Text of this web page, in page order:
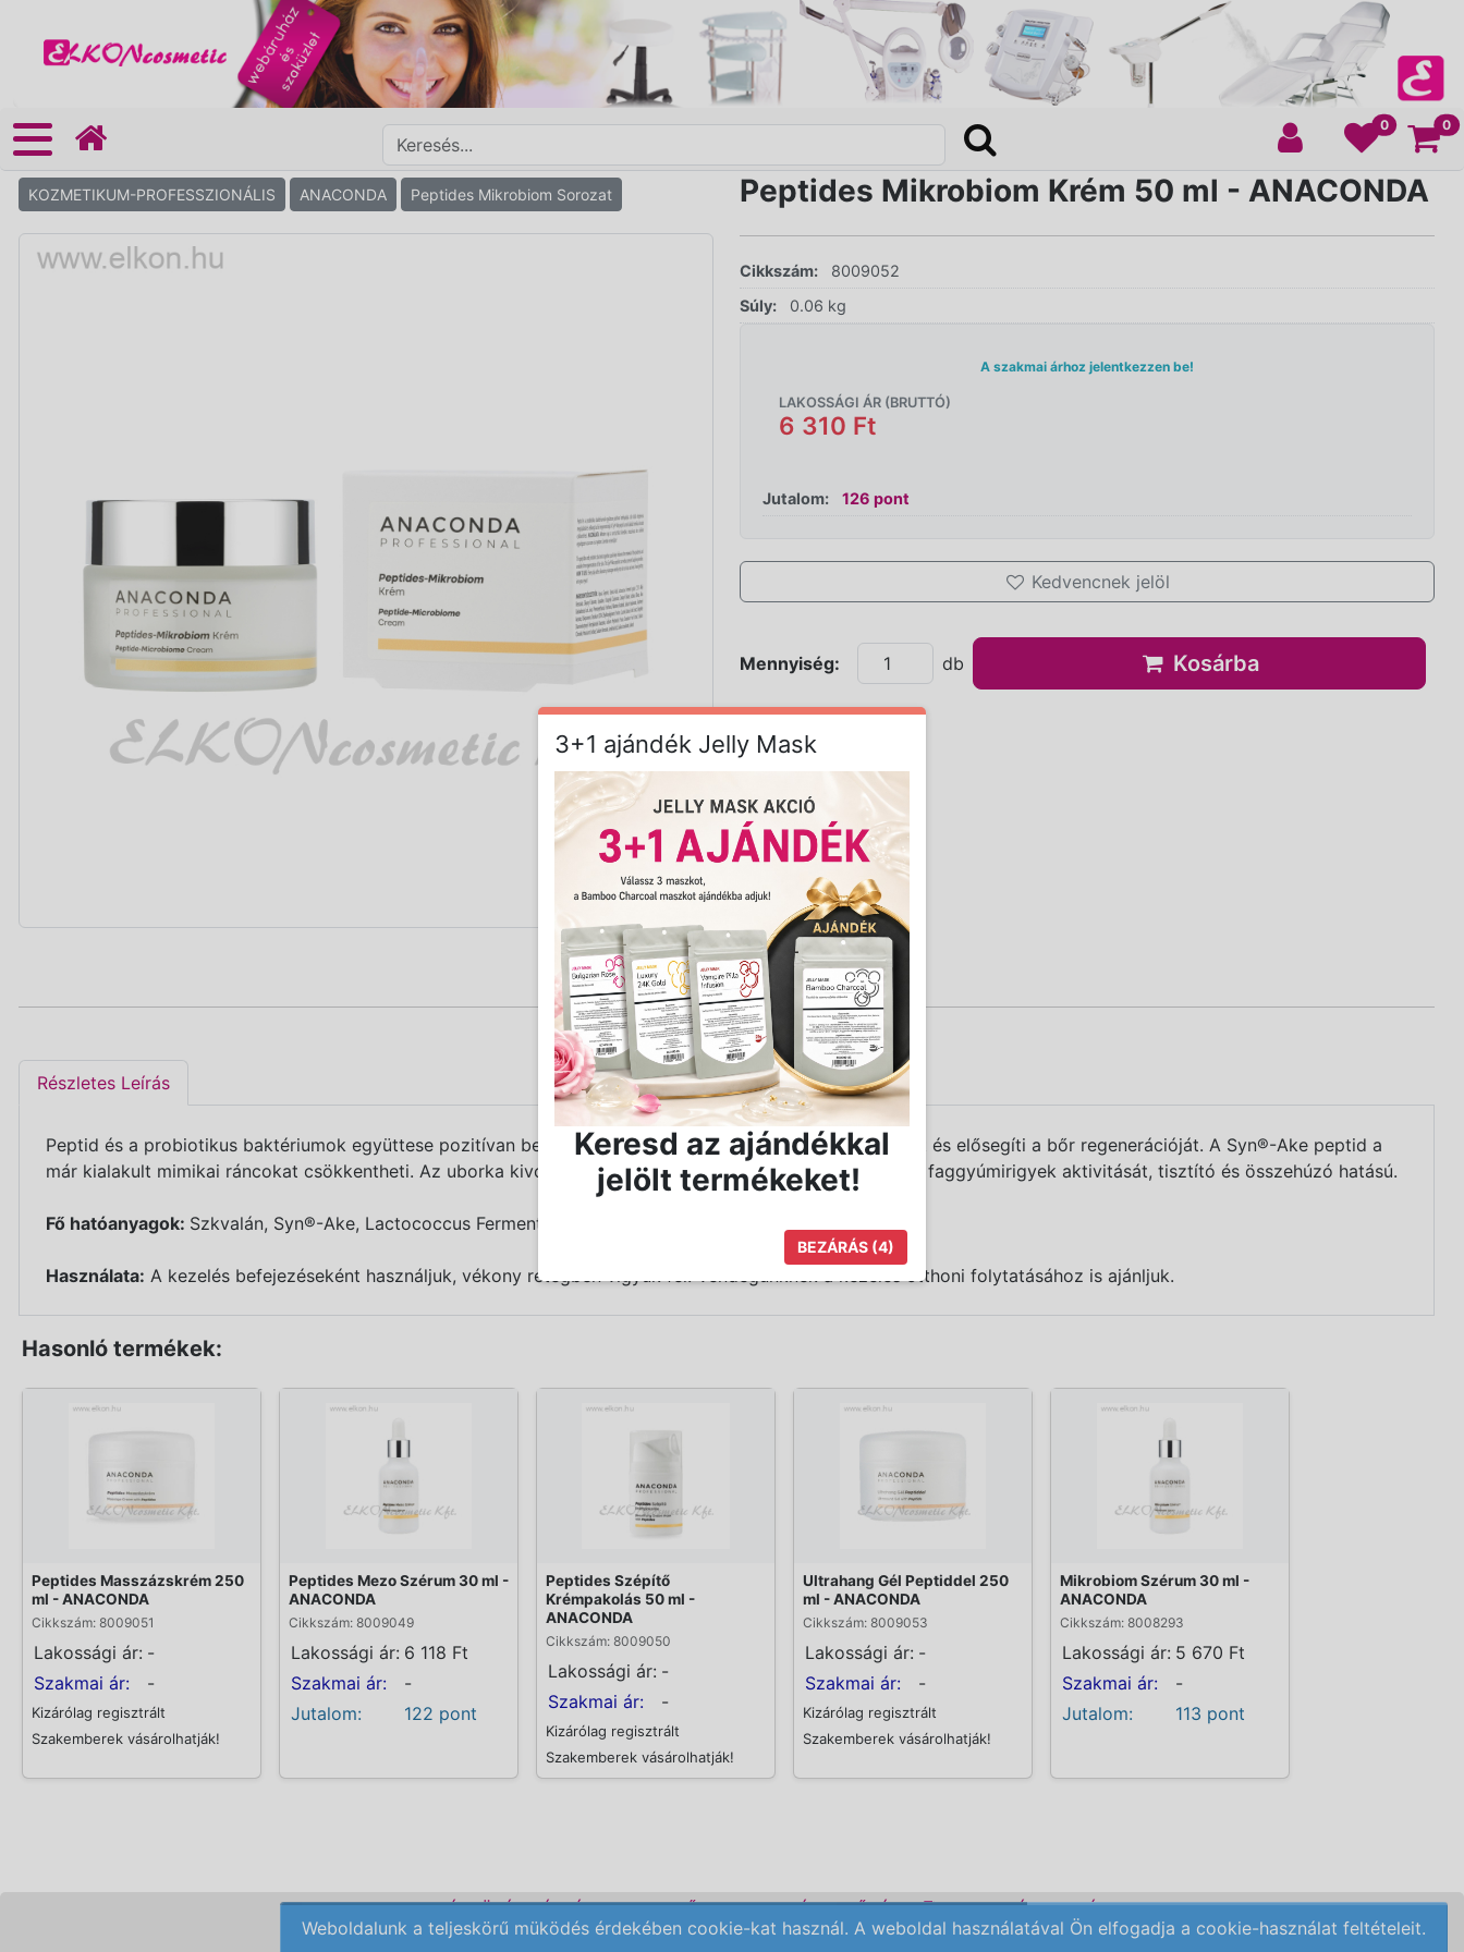
0 0
KOZMETIKUM-PROFESSZIONÁLIS ANACONDA Peptides Mikrobiom Sorozat Peptides Mikrobiom Krém 50 ml - ANACONDA
Cikkszám:
8009052
Súly:
0.06 kg
A szakmai árhoz jelentkezzen be!
LAKOSSÁGI ÁR (BRUTTÓ)
6 310 Ft
Jutalom: 126 pont
Kedvencnek jelöl
Mennyiség: db Kosárba
Részletes Leírás
Peptid és a probiotikus baktériumok együttese pozitívan befolyásolja a bőr külső rétegének a megújulását és elősegíti a bőr regenerációját. A Syn®-Ake peptid a
már kialakult mimikai ráncokat csökkentheti. Az uborka kivonat növeli a bőr hidratáltságát, szabályozza a faggyúmirigyek aktivitását, tisztító és összehúzó hatású.
Fő hatóanyagok: Szkvalán, Syn®-Ake, Lactococcus Ferment Lysate, Hyaluronsav, Uborkakivonat.
Használata: A kezelés befejezéseként használjuk, vékony rétegben vigyük fel. Vendégünknek a kezelés otthoni folytatásához is ajánljuk.
Hasonló termékek:
Peptides Masszázskrém 250
ml - ANACONDA
Cikkszám: 8009051
Lakossági ár: -
Szakmai ár:
-
Kizárólag regisztrált
Szakemberek vásárolhatják!
Peptides Mezo Szérum 30 ml -
ANACONDA
Cikkszám: 8009049
Lakossági ár: 6 118 Ft
Szakmai ár:
-
Jutalom:
122 pont
Peptides Szépítő
Krémpakolás 50 ml -
ANACONDA
Cikkszám: 8009050
Lakossági ár: -
Szakmai ár:
-
Kizárólag regisztrált
Szakemberek vásárolhatják!
Ultrahang Gél Peptiddel 250
ml - ANACONDA
Cikkszám: 8009053
Lakossági ár: -
Szakmai ár:
-
Kizárólag regisztrált
Szakemberek vásárolhatják!
Mikrobiom Szérum 30 ml -
ANACONDA
Cikkszám: 8008293
Lakossági ár: 5 670 Ft
Szakmai ár:
-
Jutalom:
113 pont
KOZMETIKAI KÉSZÜLÉK BÉRLÉS KEZDŐLAP ELÉRHETŐSÉG RENDELÉSI FELTÉTELEK
Weboldalunk a teljeskörű müködés érdekében cookie-kat használ. A weboldal használatával Ön elfogadja a cookie-használat feltételeit.
3+1 ajándék Jelly Mask
Keresd az ajándékkal
jelölt termékeket!
BEZÁRÁS (4)